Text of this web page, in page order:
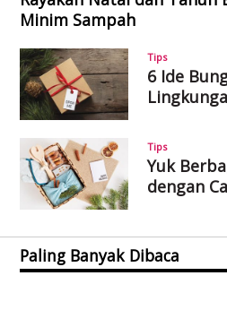
Minim Sampah
Tips
6 Ide
Tips
Yuk
dengan
Paling Banyak Dibaca